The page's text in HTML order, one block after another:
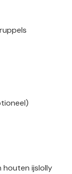
houten ijslolly